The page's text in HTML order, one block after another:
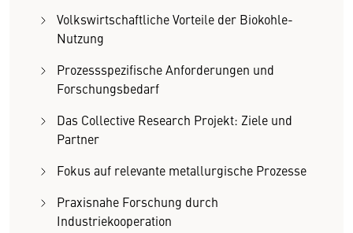
Volkswirtschaftliche Vorteile der Biokohle-
Nutzung
Prozessspezifische Anforderungen und
Forschungsbedarf
Das Collective Research Projekt: Ziele und
Partner
Fokus auf relevante metallurgische Prozesse
Praxisnahe Forschung durch
Industriekooperation